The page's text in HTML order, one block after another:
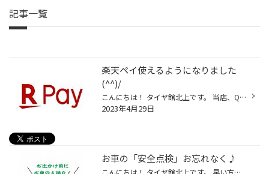
記事一覧
楽天ペイ使えるようになりました
(^^)/
こんにちは！ タイヤ館北上です。 当店、QRコード決済に 対応しておりますが 「楽天ペイ」が新しく 使えるようになりました！ ＼( 'ω')／ ちなみにご利用頂ける QR決済はこちらです(^^) ↓ ↓ ↓ ↓ ↓ ◎クレジットカード ◎タッチ決済 ◎交通系電子マネー 各種対応しております(^^)/ ↓ ↓ ↓ ↓ ↓ スマホ決済...
2023年4月29日
お車の「安全点検」お忘れなく♪
こんにちは！ タイヤ館北上です。 早い方だと明日から 大型連休突入でしょうか？(∩´∀｀)∩ 感染予防対策は変わらず、 今年は各地観光で賑わうと良いですね♪ 当店のゴールデンウィーク期間中の 営業の詳細は下記リンクを ご確認ください！ ↓ ↓ ↓ ↓ ↓ G.W期間中の「完全予約制」について ５月定休日の...